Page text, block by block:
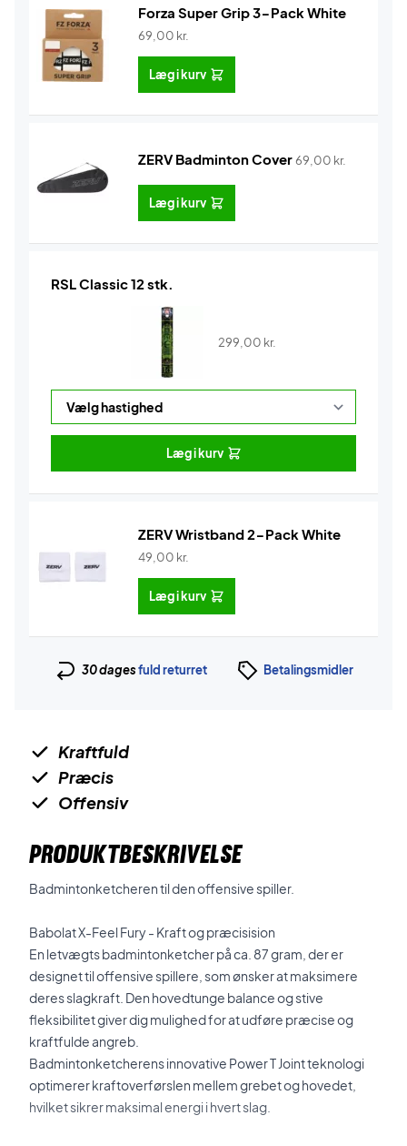
Forza Super Grip 3-Pack White
69,00 kr.
Læg i kurv
ZERV Badminton Cover69,00 kr.
Læg i kurv
RSL Classic 12 stk.
299,00 kr.
Læg i kurv
ZERV Wristband 2-Pack White
49,00 kr.
Læg i kurv
30 dagesfuld returret Betalingsmidler
Kraftfuld
Præcis
Offensiv
PRODUKTBESKRIVELSE
Badmintonketcheren til den offensive spiller.
Babolat X-Feel Fury - Kraft og præcisision
En letvægts badmintonketcher på ca. 87 gram, der er
designet til offensive spillere, som ønsker at maksimere
deres slagkraft. Den hovedtunge balance og stive
fleksibilitet giver dig mulighed for at udføre præcise og
kraftfulde angreb.
Badmintonketcherens innovative Power T Joint teknologi
optimerer kraftoverførslen mellem grebet og hovedet,
hvilket sikrer maksimal energi i hvert slag.